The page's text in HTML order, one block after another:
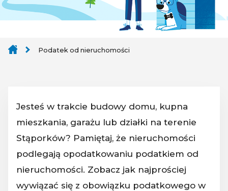
Podatek od nieruchomości
Jesteś w trakcie budowy domu, kupna
mieszkania, garażu lub działki na terenie
Stąporków? Pamiętaj, że nieruchomości
podlegają opodatkowaniu podatkiem od
nieruchomości. Zobacz jak najprościej
wywiązać się z obowiązku podatkowego w